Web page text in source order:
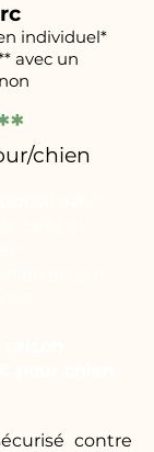
individuel*
avec un
chien
contre